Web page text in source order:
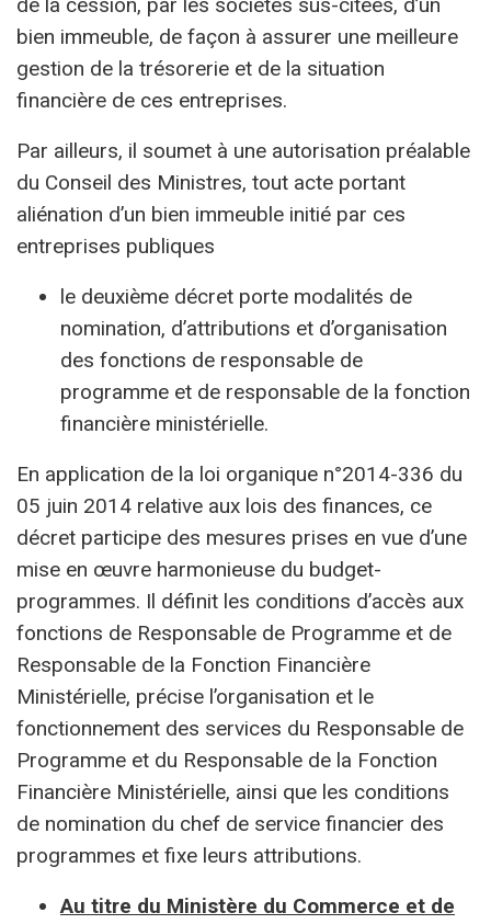
de la cession, par les sociétés sus-citées, d’un
bien immeuble, de façon à assurer une meilleure
gestion de la trésorerie et de la situation
financière de ces entreprises.
Par ailleurs, il soumet à une autorisation préalable
du Conseil des Ministres, tout acte portant
aliénation d’un bien immeuble initié par ces
entreprises publiques
le deuxième décret porte modalités de
nomination, d’attributions et d’organisation
des fonctions de responsable de
programme et de responsable de la fonction
financière ministérielle.
En application de la loi organique n°2014-336 du
05 juin 2014 relative aux lois des finances, ce
décret participe des mesures prises en vue d’une
mise en œuvre harmonieuse du budget-
programmes. Il définit les conditions d’accès aux
fonctions de Responsable de Programme et de
Responsable de la Fonction Financière
Ministérielle, précise l’organisation et le
fonctionnement des services du Responsable de
Programme et du Responsable de la Fonction
Financière Ministérielle, ainsi que les conditions
de nomination du chef de service financier des
programmes et fixe leurs attributions.
Au titre du Ministère du Commerce et de